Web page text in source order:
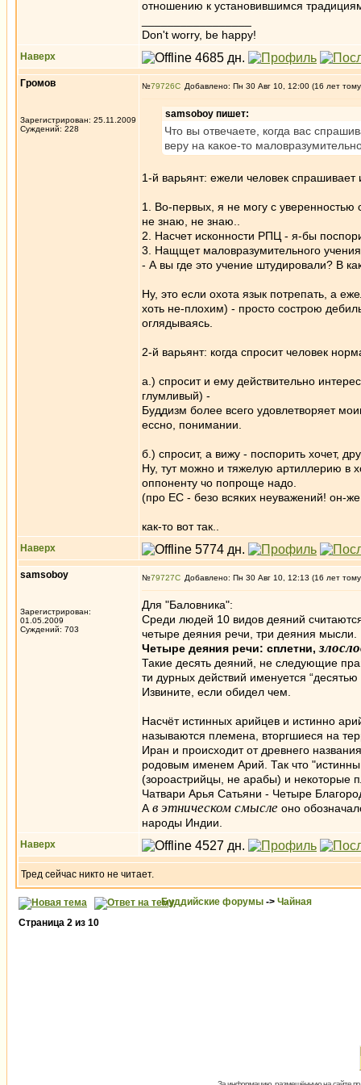
отношению к установившимся
Don't worry, be happy!
Наверх
Громов
Зарегистрирован: 25.11.2009
Суждений: 228
№79726 Добавлено: Пн 30 Авг 10, 12:00 (16 лет
samsoboy пишет:
Что вы отвечаете, когда вас
веру на какое-то
1-й варьянт: ежели человек
1. Во-первых, я не могу с уверенностью
не знаю, не знаю..
2. Насчет исконности РПЦ - я-бы
3. Нащщет маловразумительного
- А вы где это учение штудировали? В
Ну, это если охота язык потрепать, а
хоть не-плохим) - просто сострою
оглядываясь.
2-й варьянт: когда спросит человек
а.) спросит и ему действительно
глумливый) -
Буддизм более всего удовлетворяет
ессно, понимании.
б.) спросит, а вижу - поспорить хочет,
Ну, тут можно и тяжелую артиллерию в
оппоненту чо попроще надо.
(про ЕС - безо всяких неуважений! он-
как-то вот так..
Наверх
samsoboy
Зарегистрирован:
01.05.2009
Суждений: 703
№79727 Добавлено: Пн 30 Авг 10, 12:13 (16 лет
Для "Баловника":
Среди людей 10 видов деяний
четыре деяния речи, три деяния мысли.
Четыре деяния речи: сплетни,
Такие десять деяний, не следующие
ти дурных действий именуется
Извините, если обидел чем.
Насчёт истинных арийцев и истинно
называются племена, вторгшиеся на
Иран и происходит от древнего
родовым именем Арий. Так что
(зороастрийцы, не арабы) и некоторые
Чатвари Арья Сатьяни - Четыре
А в этническом смысле оно
народы Индии.
Наверх
Тред сейчас никто не читает.
Буддийские форумы -> Чайная
Страница 2 из 10